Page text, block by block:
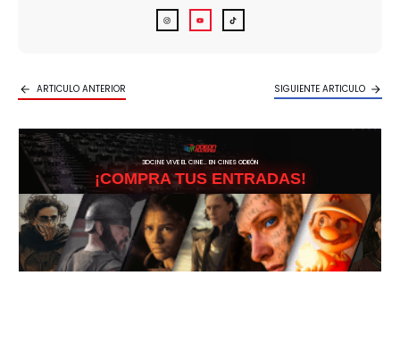
ARTICULO ANTERIOR SIGUIENTE ARTICULO
3DCINE VIVE EL CINE… EN CINES ODEÓN
¡COMPRA TUS ENTRADAS!